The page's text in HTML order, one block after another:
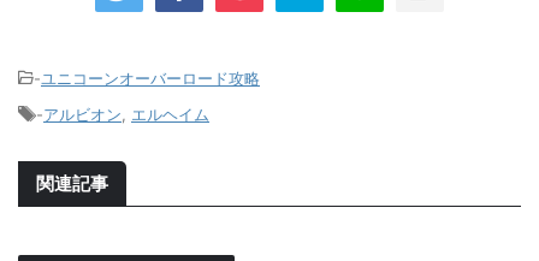
-ユニコーンオーバーロード攻略
-アルビオン エルヘイム
関連記事